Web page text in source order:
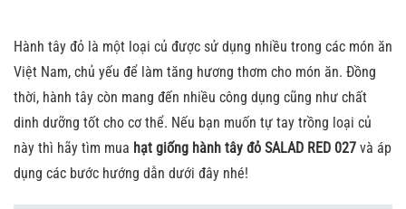
Hành tây đỏ là một loại củ được sử dụng nhiều trong các món ăn
Việt Nam, chủ yếu để làm tăng hương thơm cho món ăn. Đồng
thời, hành tây còn mang đến nhiều công dụng cũng như chất
dinh dưỡng tốt cho cơ thể. Nếu bạn muốn tự tay trồng loại củ
này thì hãy tìm mua hạt giống hành tây đỏ SALAD RED 027 và áp
dụng các bước hướng dẫn dưới đây nhé!